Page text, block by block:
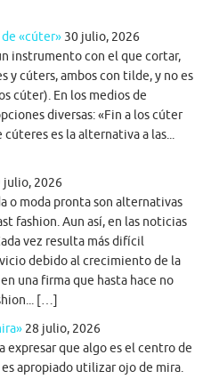
«cúter» 30 julio, 2026
instrumento con el que cortar,
y cúters, ambos con tilde, y no es
cúter). En los medios de
diversas: «Fin a los cúter
cúteres es la alternativa a las...
julio, 2026
o moda pronta son alternativas
fashion. Aun así, en las noticias
vez resulta más difícil
debido al crecimiento de la
una firma que hasta hace no
[…]
28 julio, 2026
expresar que algo es el centro de
apropiado utilizar ojo de mira.